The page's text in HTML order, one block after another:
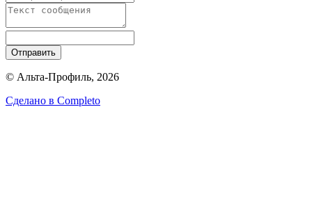
Отправить
© Альта-Профиль, 2026
Сделано в Completo